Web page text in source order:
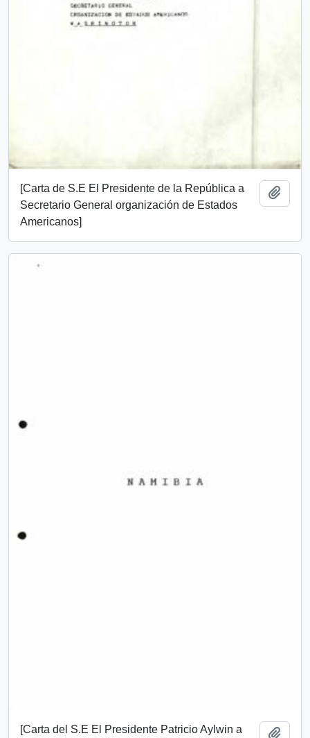
[Carta de S.E El Presidente de la República a
Secretario General organización de Estados
Americanos]
[Carta del S.E El Presidente Patricio Aylwin a